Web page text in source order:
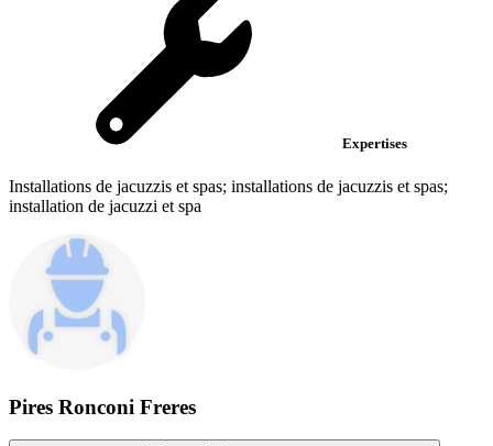
Expertises
Installations de jacuzzis et spas; installations de jacuzzis et spas;
installation de jacuzzi et spa
Pires Ronconi Freres